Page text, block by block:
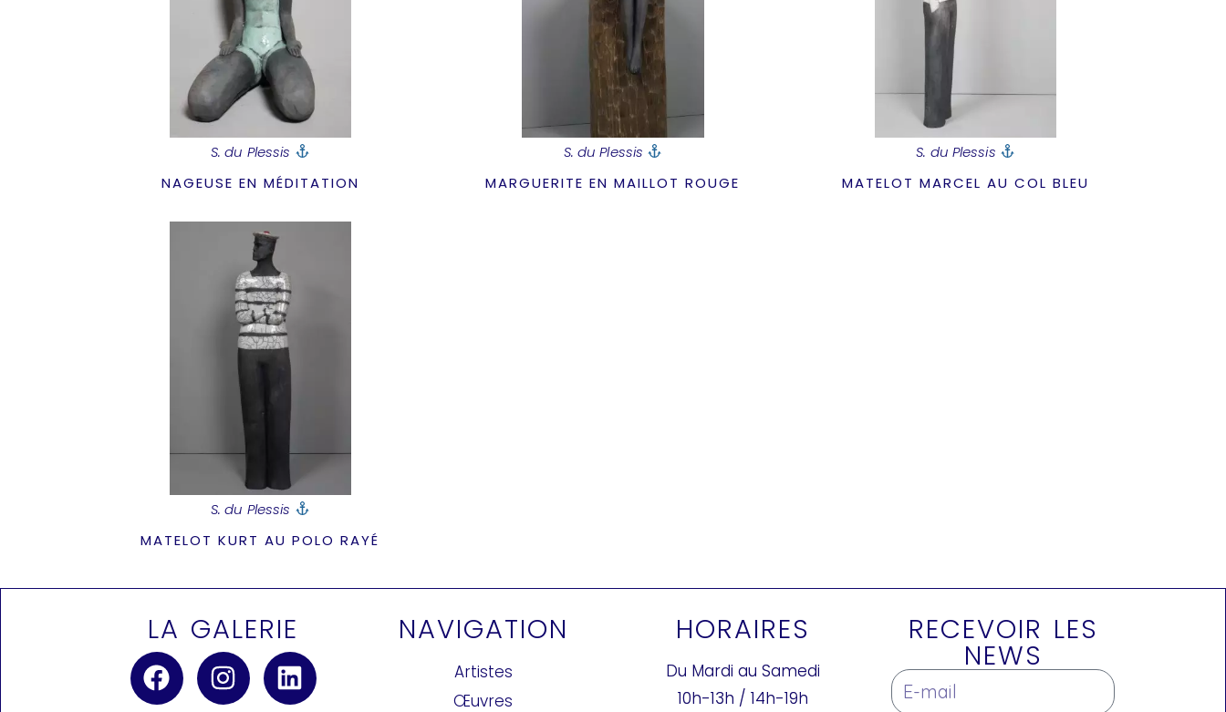
S. du Plessis
NAGEUSE EN MÉDITATION
S. du Plessis
MARGUERITE EN MAILLOT ROUGE
S. du Plessis
MATELOT MARCEL AU COL BLEU
S. du Plessis
MATELOT KURT AU POLO RAYÉ
LA GALERIE NAVIGATION
Artistes
Œuvres
HORAIRES
Du Mardi au Samedi
10h-13h / 14h-19h
RECEVOIR LES
NEWS